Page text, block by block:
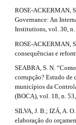
ROSE-ACKERMAN,
Governance: An
Institutions, vol. 30, n.
ROSE-ACKERMAN,
consequências e
SEABRA, S. N.
corrupção? Estudo de
municípios da
(BOCA), vol. 18, n.
SILVA, J. B.; IZÁ, A.
elaboração do